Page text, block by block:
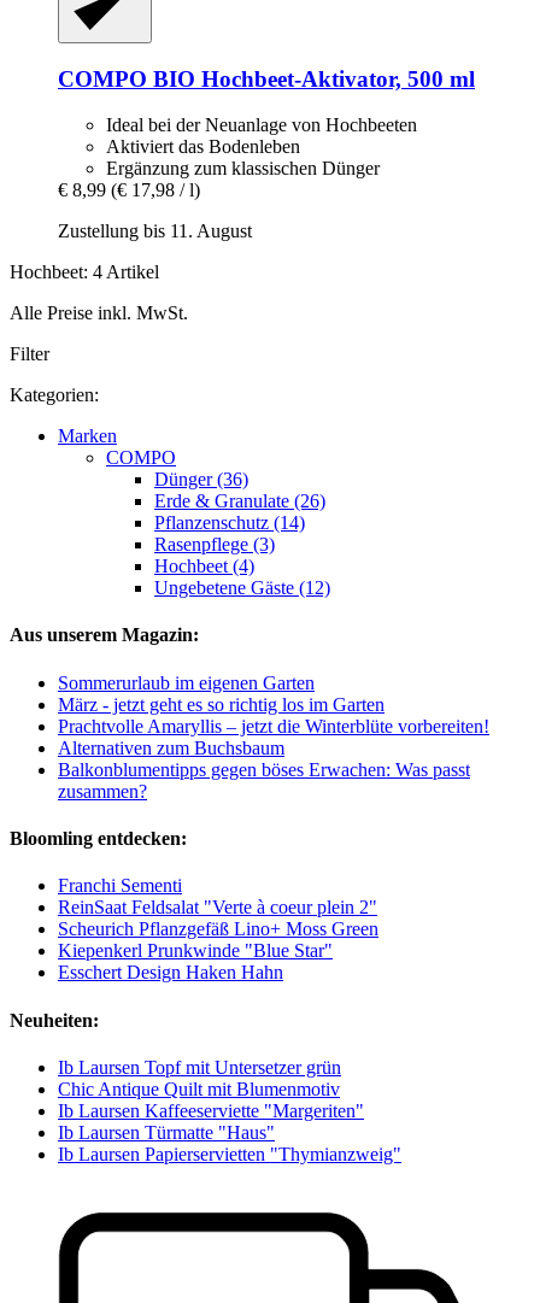
COMPO BIO Hochbeet-​Aktivator, 500 ml
Ideal bei der Neuanlage von Hochbeeten
Aktiviert das Bodenleben
Ergänzung zum klassischen Dünger
€ 8,99 (€ 17,98 / l)
Zustellung bis 11. August
Hochbeet: 4 Artikel
Alle Preise inkl. MwSt.
Filter
Kategorien:
Marken
COMPO
Dünger (36)
Erde & Granulate (26)
Pflanzenschutz (14)
Rasenpflege (3)
Hochbeet (4)
Ungebetene Gäste (12)
Aus unserem Magazin:
Sommerurlaub im eigenen Garten
März - jetzt geht es so richtig los im Garten
Prachtvolle Amaryllis – jetzt die Winterblüte vorbereiten!
Alternativen zum Buchsbaum
Balkonblumentipps gegen böses Erwachen: Was passt
zusammen?
Bloomling entdecken:
Franchi Sementi
ReinSaat Feldsalat "Verte à coeur plein 2"
Scheurich Pflanzgefäß Lino+ Moss Green
Kiepenkerl Prunkwinde "Blue Star"
Esschert Design Haken Hahn
Neuheiten:
Ib Laursen Topf mit Untersetzer grün
Chic Antique Quilt mit Blumenmotiv
Ib Laursen Kaffeeserviette "Margeriten"
Ib Laursen Türmatte "Haus"
Ib Laursen Papierservietten "Thymianzweig"